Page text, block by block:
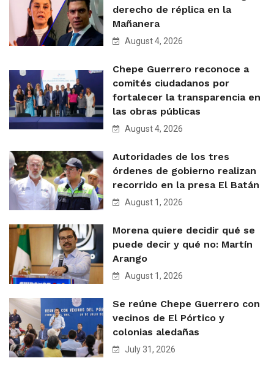
derecho de réplica en la
Mañanera
August 4, 2026
Chepe Guerrero reconoce a
comités ciudadanos por
fortalecer la transparencia en
las obras públicas
August 4, 2026
Autoridades de los tres
órdenes de gobierno realizan
recorrido en la presa El Batán
August 1, 2026
Morena quiere decidir qué se
puede decir y qué no: Martín
Arango
August 1, 2026
Se reúne Chepe Guerrero con
vecinos de El Pórtico y
colonias aledañas
July 31, 2026